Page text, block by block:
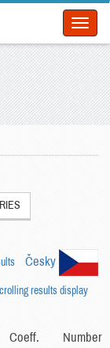
Česky
results display
Coeff.
Number